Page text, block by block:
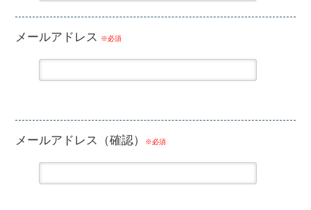
メールアドレス ※必須
メールアドレス（確認） ※必須